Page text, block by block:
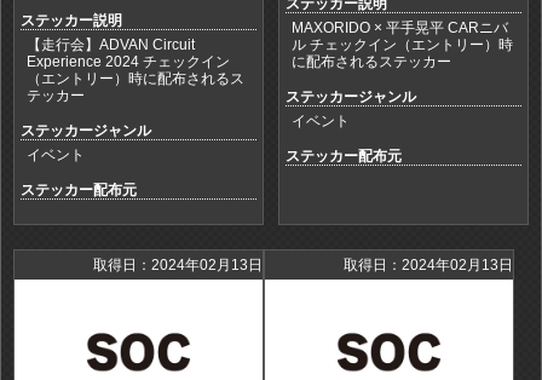
ステッカー説明
【走行会】ADVAN Circuit
Experience 2024 チェックイン
（エントリー）時に配布されるス
テッカー
ステッカージャンル
イベント
ステッカー配布元
MAXORIDO × 平手晃平 CARニバ
ル チェックイン（エントリー）時
に配布されるステッカー
ステッカージャンル
イベント
ステッカー配布元
取得日：2024年02月13日 取得日：2024年02月13日